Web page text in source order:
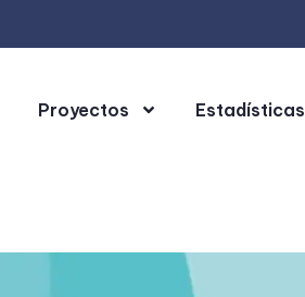
Proyectos Estadísticas